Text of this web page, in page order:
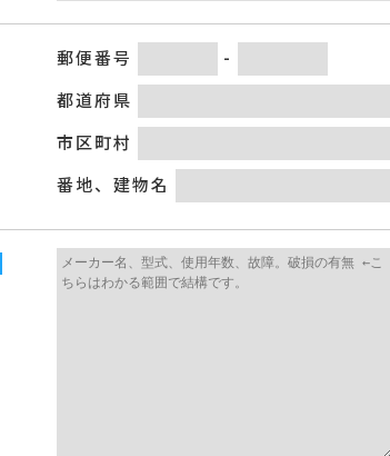
郵便番号
-
都道府県
市区町村
番地、建物名